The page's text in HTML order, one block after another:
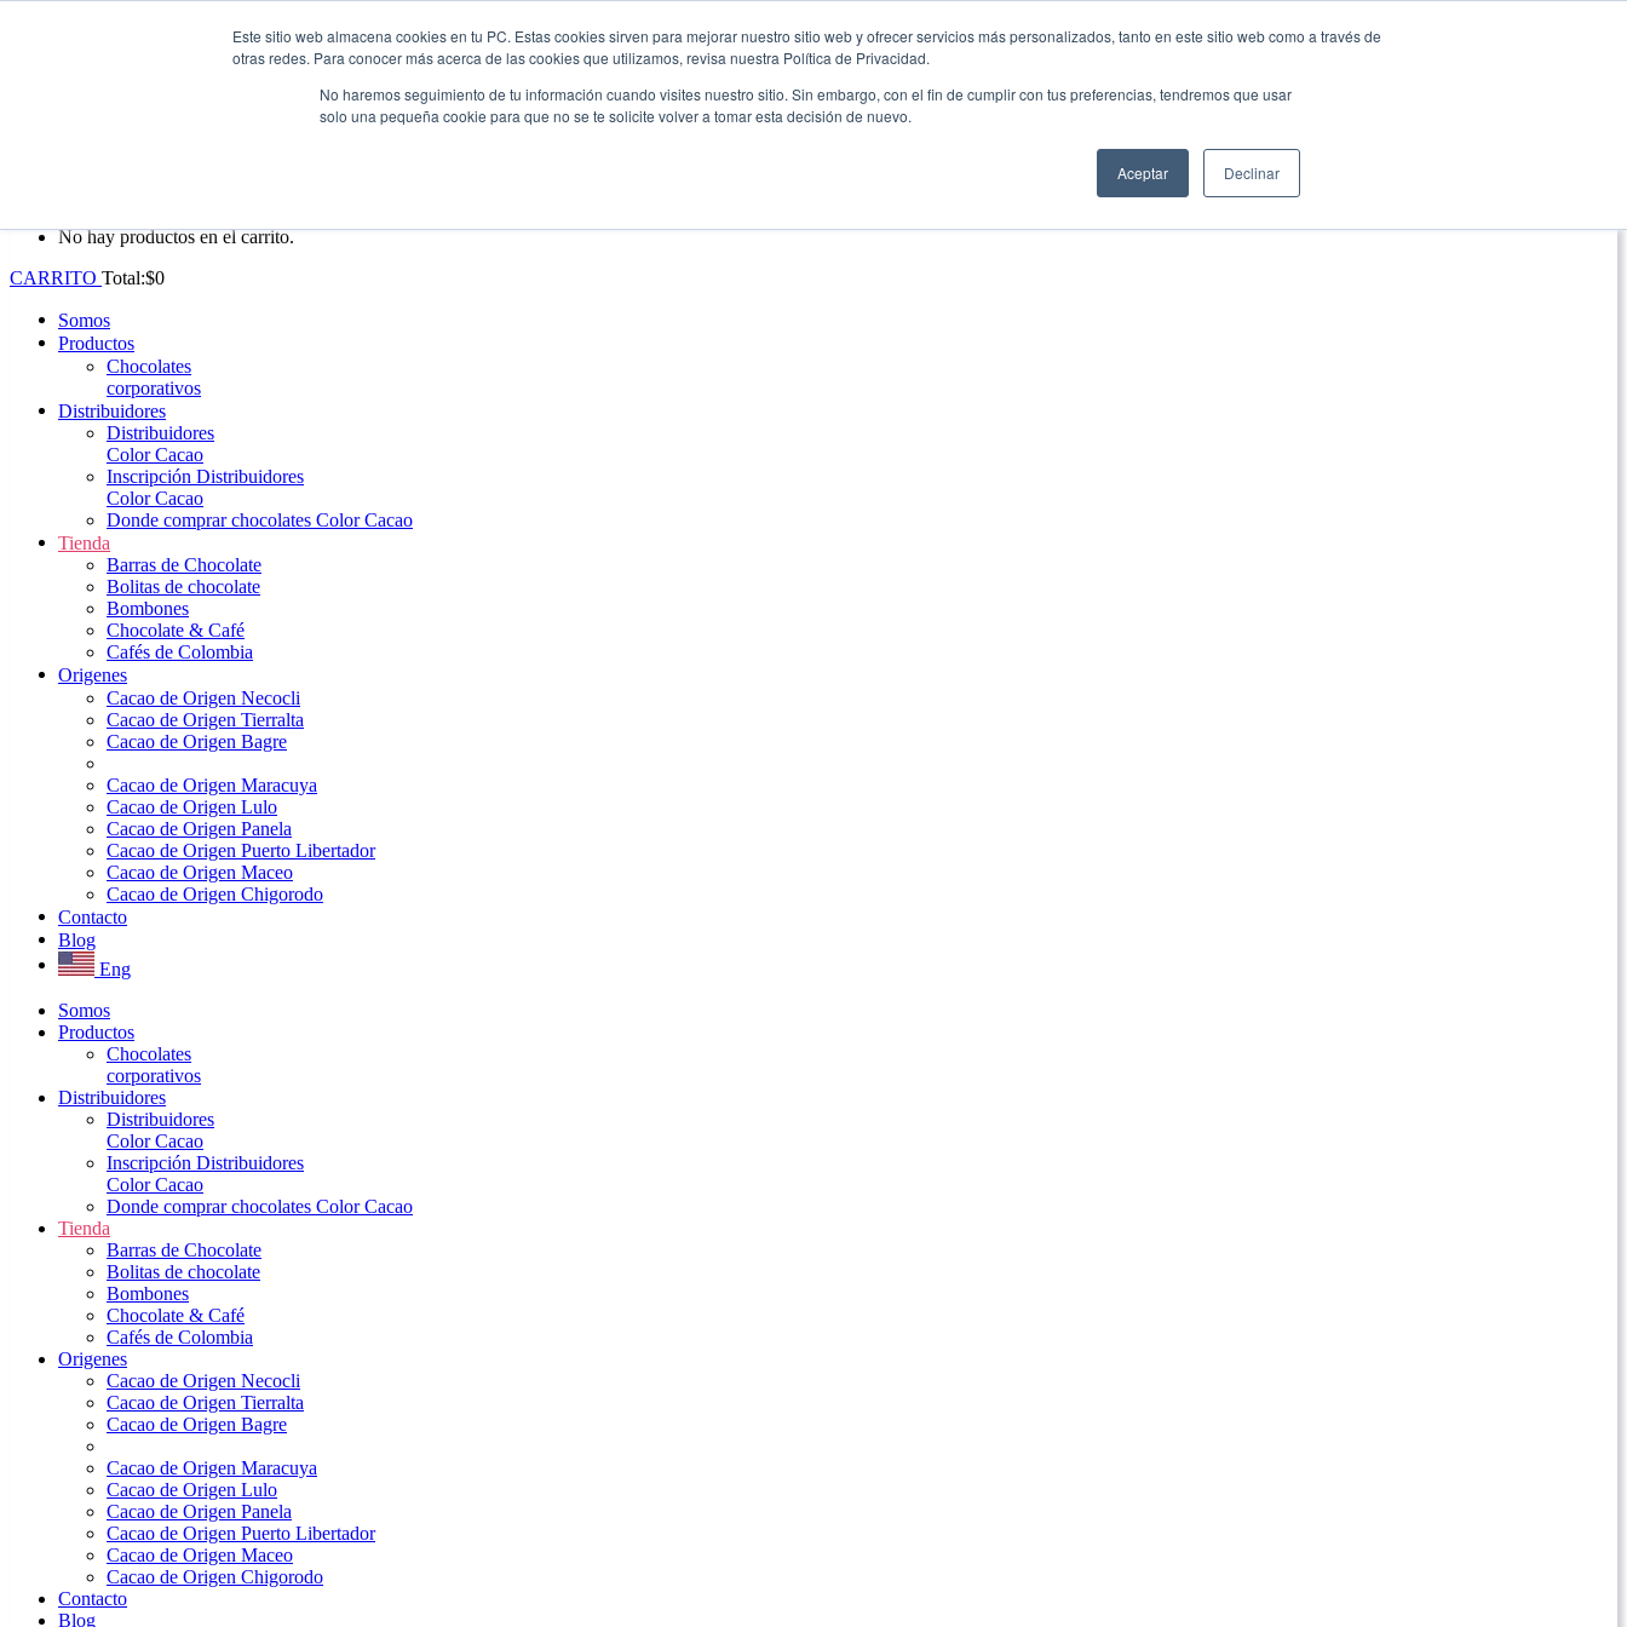
Este sitio web almacena cookies en tu PC. Estas cookies sirven para mejorar nuestro sitio web y ofrecer servicios más personalizados, tanto en este sitio web como a través de
otras redes. Para conocer más acerca de las cookies que utilizamos, revisa nuestra Política de Privacidad.
No haremos seguimiento de tu información cuando visites nuestro sitio. Sin embargo, con el fin de cumplir con tus preferencias, tendremos que usar
solo una pequeña cookie para que no se te solicite volver a tomar esta decisión de nuevo.
Aceptar Declinar
Whatsapp: +57 (313) 552-3620 ventas@colorcacao.com
Envío gratis en Antioquia por compras superiores a $100.000.
No hay productos en el carrito.
CARRITO Total:$0
Somos
Productos
Chocolates
corporativos
Distribuidores
Distribuidores
Color Cacao
Inscripción Distribuidores
Color Cacao
Donde comprar chocolates Color Cacao
Tienda
Barras de Chocolate
Bolitas de chocolate
Bombones
Chocolate & Café
Cafés de Colombia
Origenes
Cacao de Origen Necocli
Cacao de Origen Tierralta
Cacao de Origen Bagre
Cacao de Origen Maracuya
Cacao de Origen Lulo
Cacao de Origen Panela
Cacao de Origen Puerto Libertador
Cacao de Origen Maceo
Cacao de Origen Chigorodo
Contacto
Blog
Eng
Somos
Productos
Chocolates
corporativos
Distribuidores
Distribuidores
Color Cacao
Inscripción Distribuidores
Color Cacao
Donde comprar chocolates Color Cacao
Tienda
Barras de Chocolate
Bolitas de chocolate
Bombones
Chocolate & Café
Cafés de Colombia
Origenes
Cacao de Origen Necocli
Cacao de Origen Tierralta
Cacao de Origen Bagre
Cacao de Origen Maracuya
Cacao de Origen Lulo
Cacao de Origen Panela
Cacao de Origen Puerto Libertador
Cacao de Origen Maceo
Cacao de Origen Chigorodo
Contacto
Blog